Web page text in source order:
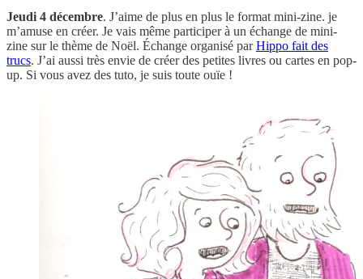
Jeudi 4 décembre. J’aime de plus en plus le format mini-zine. je
m’amuse en créer. Je vais même participer à un échange de mini-
zine sur le thème de Noël. Échange organisé parHippo fait des
trucs. J’ai aussi très envie de créer des petites livres ou cartes en pop-
up. Si vous avez des tuto, je suis toute ouïe !